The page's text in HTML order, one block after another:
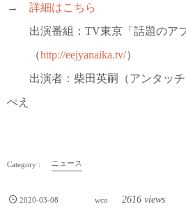
→ 詳細はこちら
出演番組：TV東京「話題のアプ
（http://eejyanaika.tv/）
出演者：柴田英嗣（アンタッチ
ぺえ
ニュース
2020-03-08 wco 2616 views